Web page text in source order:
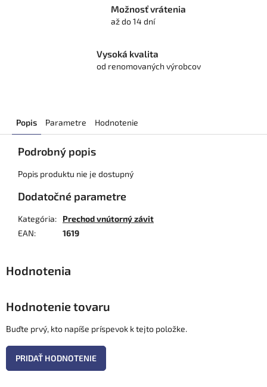
Možnosť vrátenia
až do 14 dní
Vysoká kvalita
od renomovaných výrobcov
Popis Parametre Hodnotenie
Podrobný popis
Popis produktu nie je dostupný
Dodatočné parametre
Kategória:
Prechod vnútorný závit
EAN: 1619
Hodnotenie tovaru
Buďte prvý, kto napíše príspevok k tejto položke.
PRIDAŤ HODNOTENIE